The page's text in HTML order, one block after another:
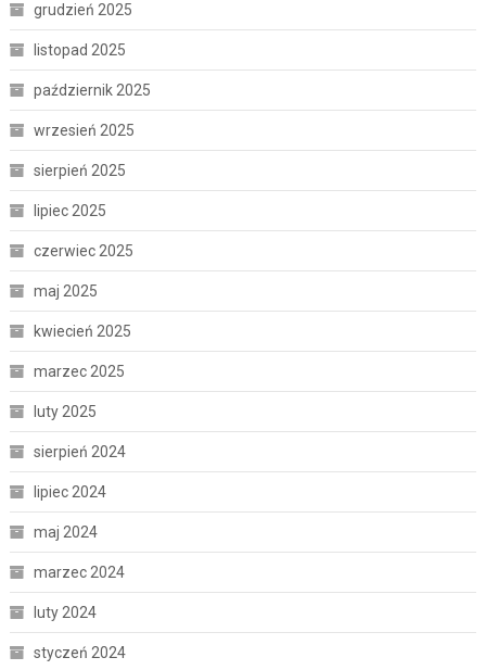
grudzień 2025
listopad 2025
październik 2025
wrzesień 2025
sierpień 2025
lipiec 2025
czerwiec 2025
maj 2025
kwiecień 2025
marzec 2025
luty 2025
sierpień 2024
lipiec 2024
maj 2024
marzec 2024
luty 2024
styczeń 2024